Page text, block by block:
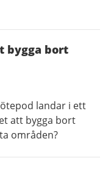
bygga bort
landar i ett
att bygga bort
områden?